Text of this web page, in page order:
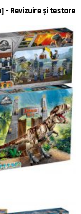
– Revizuire și testare